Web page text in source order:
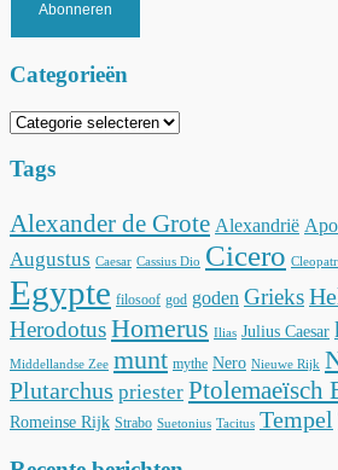
Abonneren
Categorieën
Categorieën
Tags
Alexander de Grote Alexandrië
Augustus Caesar Cassius Dio Cicero
Egypte filosoof god goden Grieks
HerodotusHomerus Ilias Julius Caesar
Middellandse Zee munt mythe Nero Nieuwe Rijk
Plutarchus priester Ptolemaeïsch
Romeinse Rijk Strabo Suetonius Tacitus Tempel